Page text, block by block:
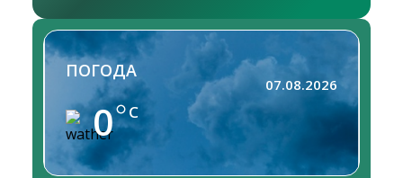
ПОГОДА
0 C
07.08.2026